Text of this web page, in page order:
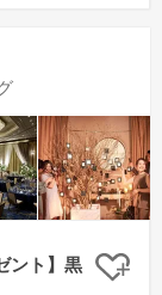
ント】黒
クリ